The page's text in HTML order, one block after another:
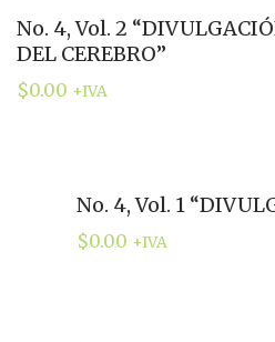
No. 4, Vol. 2
DEL CEREBRO”
$0.00 +IVA
No. 4, Vol. 1
$0.00 +IVA